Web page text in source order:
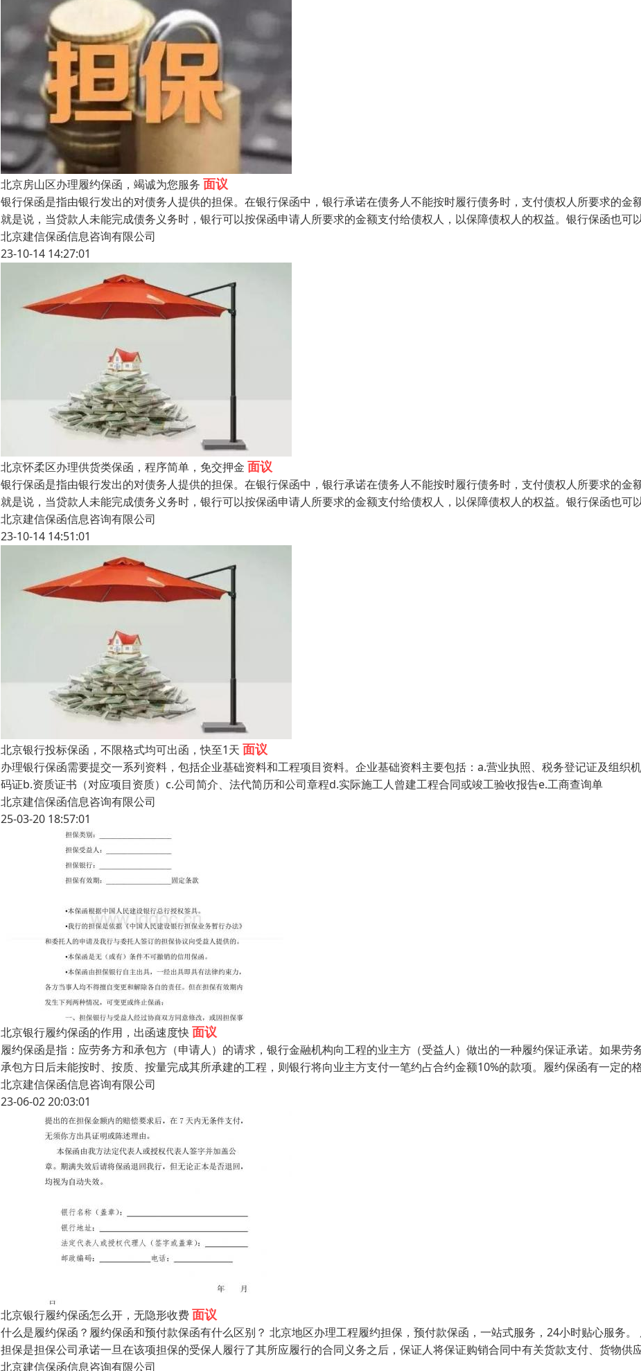
北京房山区办理履约保函，竭诚为您服务 面议
银行保函是指由银行发出的对债务人提供的担保。在银行保函中，银行承诺在债务人不能按时履行债务时，支付债权人所要求的金
就是说，当贷款人未能完成债务义务时，银行可以按保函申请人所要求的金额支付给债权人，以保障债权人的权益。银行保函也可
北京建信保函信息咨询有限公司
23-10-14 14:27:01
北京怀柔区办理供货类保函，程序简单，免交押金 面议
银行保函是指由银行发出的对债务人提供的担保。在银行保函中，银行承诺在债务人不能按时履行债务时，支付债权人所要求的金
就是说，当贷款人未能完成债务义务时，银行可以按保函申请人所要求的金额支付给债权人，以保障债权人的权益。银行保函也可
北京建信保函信息咨询有限公司
23-10-14 14:51:01
北京银行投标保函，不限格式均可出函，快至1天 面议
办理银行保函需要提交一系列资料，包括企业基础资料和工程项目资料。企业基础资料主要包括：a.营业执照、税务登记证及组织
码证b.资质证书（对应项目资质）c.公司简介、法代简历和公司章程d.实际施工人曾建工程合同或竣工验收报告e.工商查询单
北京建信保函信息咨询有限公司
25-03-20 18:57:01
北京银行履约保函的作用，出函速度快面议
履约保函是指：应劳务方和承包方（申请人）的请求，银行金融机构向工程的业主方（受益人）做出的一种履约保证承诺。如果劳
承包方日后未能按时、按质、按量完成其所承建的工程，则银行将向业主方支付一笔约占合约金额10%的款项。履约保函有一定的
北京建信保函信息咨询有限公司
23-06-02 20:03:01
北京银行履约保函怎么开，无隐形收费面议
什么是履约保函？履约保函和预付款保函有什么区别？ 北京地区办理工程履约担保，预付款保函，一站式服务，24小时贴心服务。
担保是担保公司承诺一旦在该项担保的受保人履行了其所应履行的合同义务之后，保证人将保证购销合同中有关货款支付、货物供
北京建信保函信息咨询有限公司